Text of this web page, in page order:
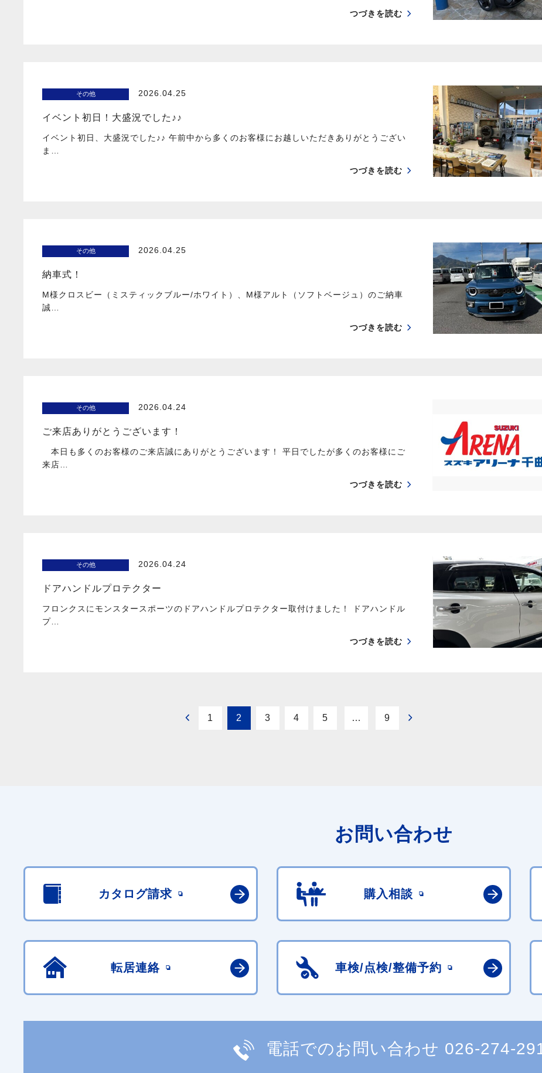
つづきを読む
その他 2026.04.25
イベント初日！大盛況でした♪♪
イベント初日、大盛況でした♪♪ 午前中から多くのお客様にお越しいただきありがとうござい
ま…
つづきを読む
その他 2026.04.25
納車式！
M様クロスビー（ミスティックブルー/ホワイト）、M様アルト（ソフトベージュ）のご納車
誠…
つづきを読む
その他 2026.04.24
ご来店ありがとうございます！
本日も多くのお客様のご来店誠にありがとうございます！ 平日でしたが多くのお客様にご
来店…
つづきを読む
その他 2026.04.24
ドアハンドルプロテクター
フロンクスにモンスタースポーツのドアハンドルプロテクター取付けました！ ドアハンドル
プ…
つづきを読む
1 2 3 4 5 … 9
お問い合わせ
カタログ請求 購入相談
転居連絡 車検/点検/整備予約
電話でのお問い合わせ 026-274-